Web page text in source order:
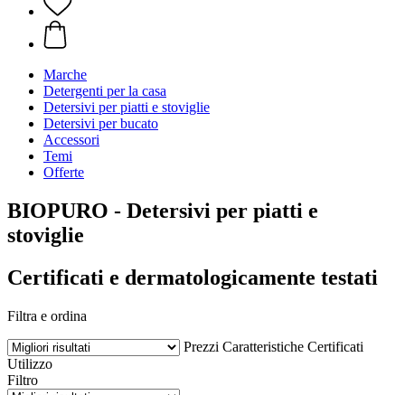
Marche
Detergenti per la casa
Detersivi per piatti e stoviglie
Detersivi per bucato
Accessori
Temi
Offerte
BIOPURO - Detersivi per piatti e
stoviglie
Certificati e dermatologicamente testati
Filtra e ordina
Prezzi Caratteristiche Certificati
Utilizzo
Filtro